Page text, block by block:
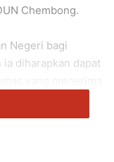
Chembong.
Negeri bagi
diharapkan dapat